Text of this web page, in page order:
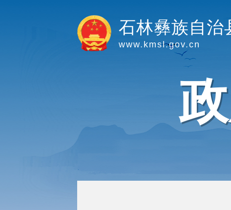
石林彝族自治
www.kmsl.gov.cn